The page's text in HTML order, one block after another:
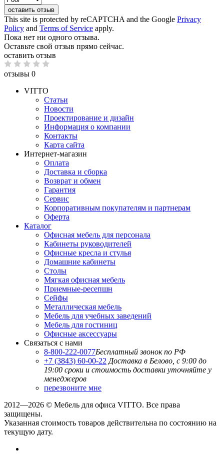
оставить отзыв
This site is protected by reCAPTCHA and the Google Privacy
Policy and Terms of Service apply.
Пока нет ни одного отзыва.
Оставьте свой отзыв прямо сейчас.
оставить отзыв
отзывы 0
VITTO
Статьи
Новости
Проектирование и дизайн
Информация о компании
Контакты
Карта сайта
Интернет-магазин
Оплата
Доставка и сборка
Возврат и обмен
Гарантия
Сервис
Корпоративным покупателям и партнерам
Оферта
Каталог
Офисная мебель для персонала
Кабинеты руководителей
Офисные кресла и стулья
Домашние кабинеты
Столы
Мягкая офисная мебель
Приемные-ресепшн
Сейфы
Металлическая мебель
Мебель для учебных заведений
Мебель для гостиниц
Офисные аксессуары
Связаться с нами
8-800-222-0077Бесплатный звонок по РФ
+7 (3843) 60-00-22 Доставка в Белово, с 9:00 до
19:00 сроки и стоимость доставки уточняйте у
менеджеров
перезвоните мне
2012—2026 © Мебель для офиса VITTO. Все права
защищены.
Указанная стоимость товаров действительна по состоянию на
текущую дату.